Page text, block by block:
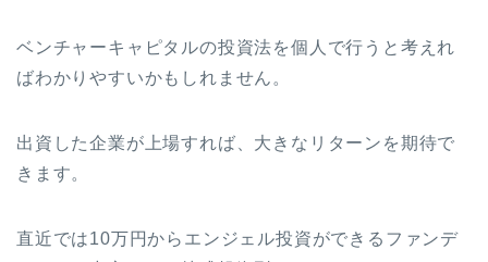
ベンチャーキャピタルの投資法を個人で行うと考えれ
ばわかりやすいかもしれません。
出資した企業が上場すれば、大きなリターンを期待で
きます。
直近では10万円からエンジェル投資ができるファンデ